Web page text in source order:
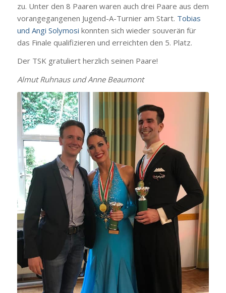
zu. Unter den 8 Paaren waren auch drei Paare aus dem
vorangegangenen Jugend-A-Turnier am Start. Tobias
und Angi Solymosi konnten sich wieder souverän für
das Finale qualifizieren und erreichten den 5. Platz.
Der TSK gratuliert herzlich seinen Paare!
Almut Ruhnaus und Anne Beaumont